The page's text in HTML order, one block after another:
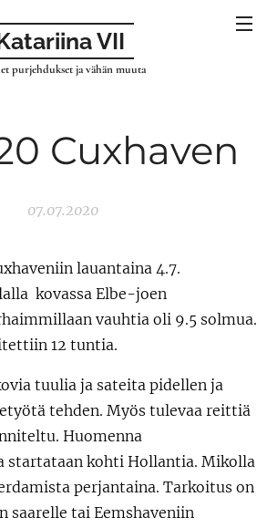
VII
purjehdukset ja vähän muuta
Cuxhaven
07.07.2020
lauantaina 4.7.
kovassa Elbe-joen
vauhtia oli 9.5 solmua.
12 tuntia.
tuulia ja sateita pidellen ja
tehden. Myös tulevaa reittiä
Huomenna
startataan kohti Hollantia. Mikolla
perjantaina. Tarkoitus on
saarelle tai Eemshaveniin